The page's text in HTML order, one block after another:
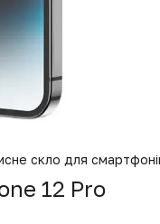
скло для
12 Pro